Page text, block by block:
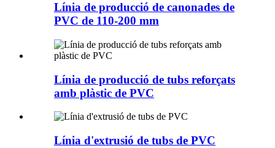
Línia de producció de canonades de
PVC de 110-200 mm
Línia de producció de tubs reforçats
amb plàstic de PVC
Línia d'extrusió de tubs de PVC